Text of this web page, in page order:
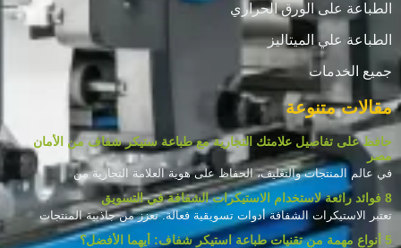
الطباعة على الورق الحراري
الطباعة علي الميتاليز
جميع الخدمات
مقالات متنوعة
حافظ على تفاصيل علامتك التجارية مع طباعة ستيكر شفاف من الأمان
مصر
في عالم المنتجات والتغليف، الحفاظ على هوية العلامة التجارية من
8 فوائد رائعة لاستخدام الاستيكرات الشفافة في التسويق
تعتبر الاستيكرات الشفافة أدوات تسويقية فعالة. تعزز من جاذبية المنتجات
5 أنواع مهمة من تقنيات طباعة استيكر شفاف: أيهما الأفضل؟